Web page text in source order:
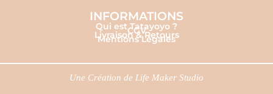
INFORMATIONS
Qui est Tatayoyo ?
CGV
Livraison & Retours
Mentions Légales
Une Création de Life Maker Studio